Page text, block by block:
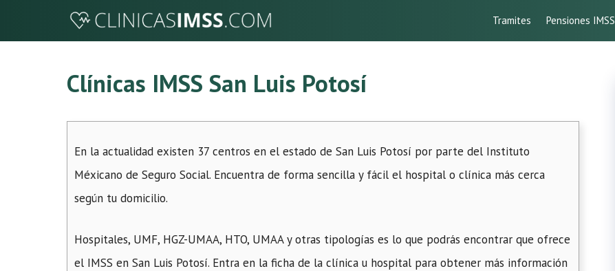
Tramites Pensiones IMSS
Clínicas IMSS San Luis Potosí
En la actualidad existen 37 centros en el estado de San Luis Potosí por parte del Instituto
Méxicano de Seguro Social. Encuentra de forma sencilla y fácil el hospital o clínica más cerca
según tu domicilio.
Hospitales, UMF, HGZ-UMAA, HTO, UMAA y otras tipologías es lo que podrás encontrar que ofrece
el IMSS en San Luis Potosí. Entra en la ficha de la clínica u hospital para obtener más información